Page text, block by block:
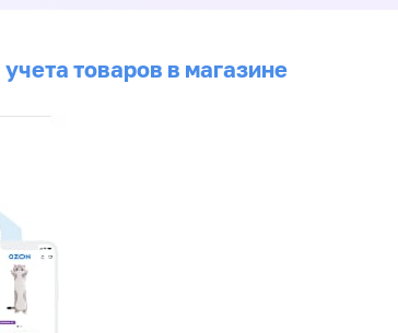
товаров в магазине